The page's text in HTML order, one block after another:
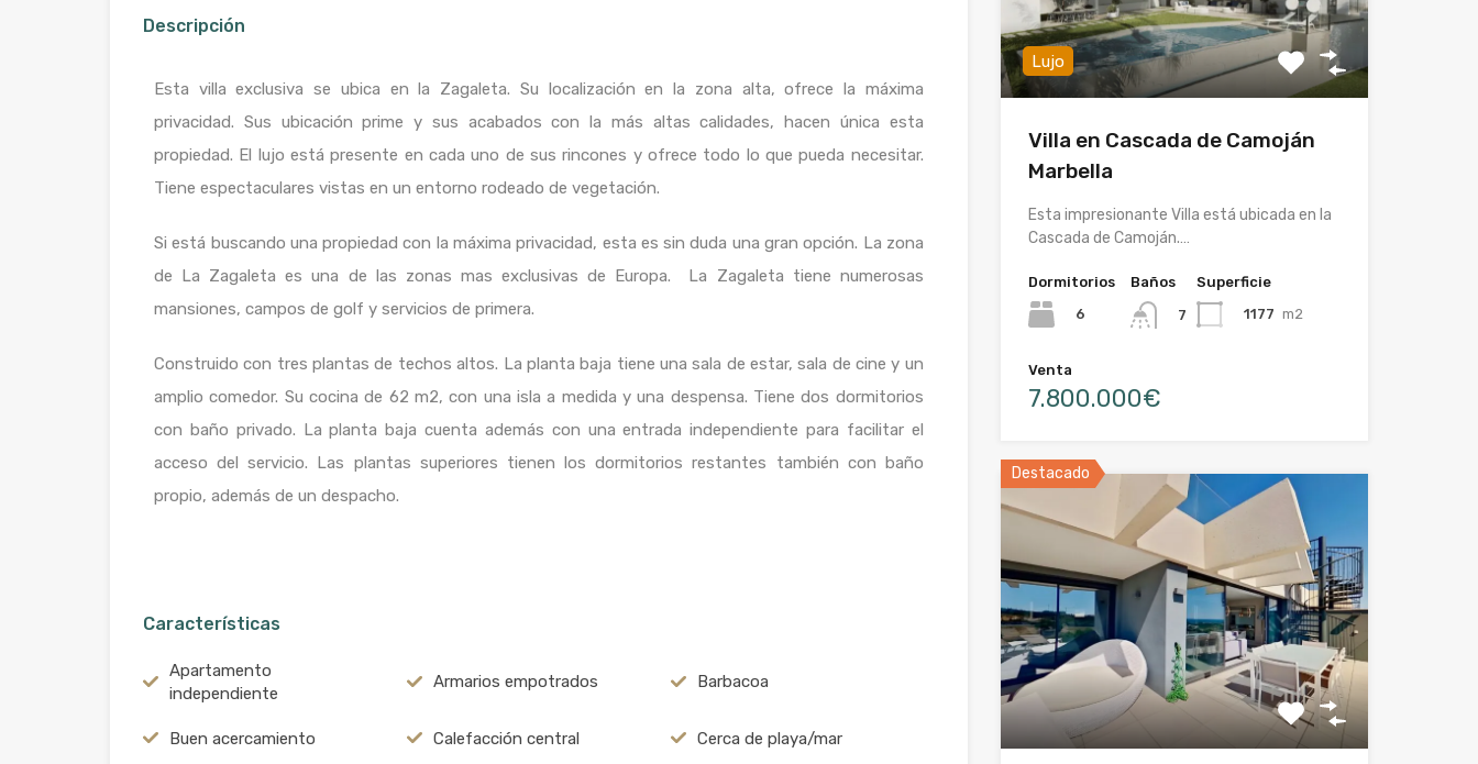
Descripción
Esta villa exclusiva se ubica en la Zagaleta. Su localización en la zona alta, ofrece la máxima
privacidad. Sus ubicación prime y sus acabados con la más altas calidades, hacen única esta
propiedad. El lujo está presente en cada uno de sus rincones y ofrece todo lo que pueda necesitar.
Tiene espectaculares vistas en un entorno rodeado de vegetación.
Si está buscando una propiedad con la máxima privacidad, esta es sin duda una gran opción. La zona
de La Zagaleta es una de las zonas mas exclusivas de Europa. La Zagaleta tiene numerosas
mansiones, campos de golf y servicios de primera.
Construido con tres plantas de techos altos. La planta baja tiene una sala de estar, sala de cine y un
amplio comedor. Su cocina de 62 m2, con una isla a medida y una despensa. Tiene dos dormitorios
con baño privado. La planta baja cuenta además con una entrada independiente para facilitar el
acceso del servicio. Las plantas superiores tienen los dormitorios restantes también con baño
propio, además de un despacho.
Características
Apartamento
independiente
Armarios empotrados Barbacoa
Buen acercamiento Calefacción central Cerca de playa/mar
Lujo
Villa en Cascada de Camoján
Marbella
Esta impresionante Villa está ubicada en la
Cascada de Camoján.…
Dormitorios
6
Baños
7
Superficie
1177 m2
Venta
7.800.000€
Destacado